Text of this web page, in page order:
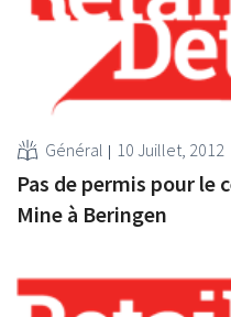
Général 10 Juillet, 2012
Pas de permis pour le
Mine à Beringen